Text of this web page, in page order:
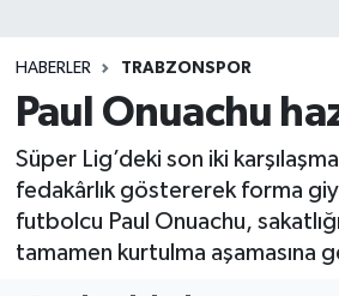
HABERLER TRABZONSPOR
Paul Onuachu
Süper Lig’deki son iki
fedakârlık göstererek forma
futbolcu Paul Onuachu,
tamamen kurtulma aşamasına
Teknoloji
TRABZON
TRABZONSPOR